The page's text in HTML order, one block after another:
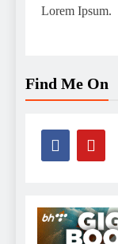
Lorem Ipsum.
Find Me On